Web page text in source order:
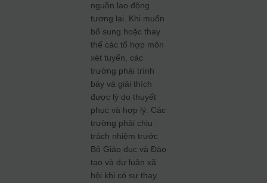
nguồn lao động
tương lai. Khi muốn
bổ sung hoặc thay
thế các tổ hợp môn
xét tuyển, các
trường phải trình
bày và giải thích
được lý do thuyết
phục và hợp lý. Các
trường phải chịu
trách nhiệm trước
Bộ Giáo dục và Đào
tạo và dư luận xã
hội khi có sự thay